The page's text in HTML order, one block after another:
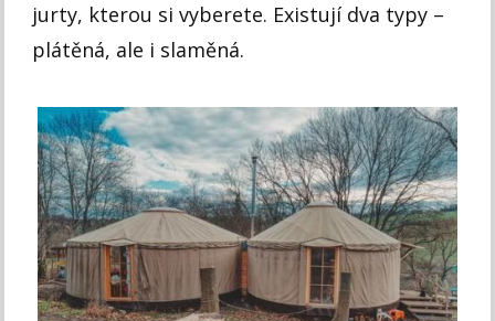
jurty, kterou si vyberete. Existují dva typy –
plátěná, ale i slaměná.